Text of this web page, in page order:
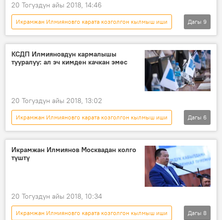
20 Тогуздун айы 2018, 14:46
Икрамжан Илмияновго карата козголгон кылмыш иши
Окуялар
Кыргызстан
Мультимедиа
Коом
Жаңылыктар
Бишкек
Дагы 9
КСДП Илмияновдун кармалышы
тууралуу: ал эч кимден качкан эмес
20 Тогуздун айы 2018, 13:02
Икрамжан Илмияновго карата козголгон кылмыш иши
Кыргызстан
Жаңылыктар
Саясат
Икрамжан Илмиянов
КСДП фракциясы
кармоо
Дагы 6
Икрамжан Илмиянов Москвадан колго
түштү
20 Тогуздун айы 2018, 10:34
Икрамжан Илмияновго карата козголгон кылмыш иши
Дагы 8